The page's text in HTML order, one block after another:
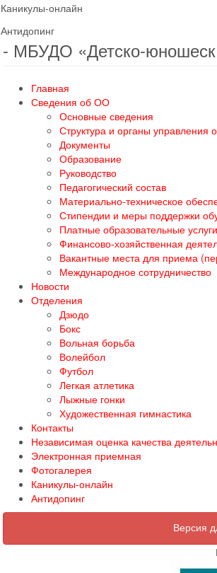
Каникулы-онлайн
Антидопинг
- МБУДО «Детско-
Главная
Сведения об ОО
Основные сведения
Структура и органы управления
Документы
Образование
Руководство
Педагогический состав
Материально-техническое
Стипендии и меры поддержки
Платные образовательные услуги
Финансово-хозяйственная
Вакантные места для приема
Международное сотрудничество
Новости
Отделения
Дзюдо
Бокс
Вольная борьба
Волейбол
Футбол
Легкая атлетика
Лыжные гонки
Художественная гимнастика
Контакты
Независимая оценка качества
Электронная приемная
Фотогалерея
Каникулы-онлайн
Антидопинг
Версия